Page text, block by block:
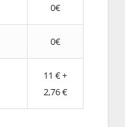
0€
0€
11 € +
2,76 €